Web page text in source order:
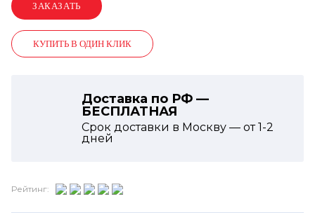
КУПИТЬ В ОДИН КЛИК
Доставка по РФ —
БЕСПЛАТНАЯ
Срок доставки в Москву — от1-2
дней
Рейтинг: